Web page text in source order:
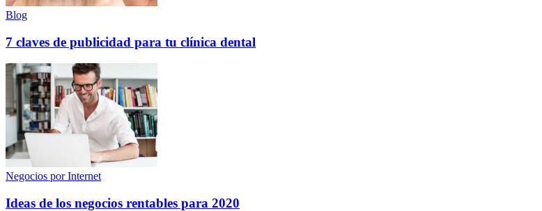
Blog
7 claves de publicidad para tu clínica dental
Negocios por Internet
Ideas de los negocios rentables para 2020